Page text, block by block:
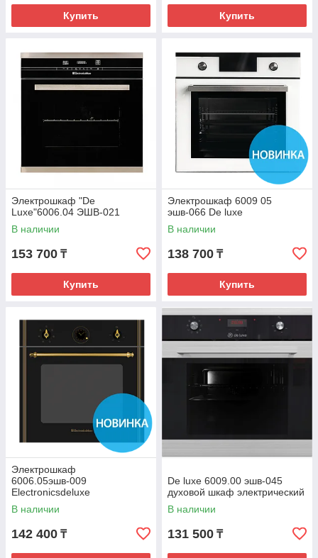
Купить Купить
Электрошкаф "De
Luxe"6006.04 ЭШВ-021
В наличии
153 700 ₸
Купить
Электрошкаф 6009 05
эшв-066 De luxe
В наличии
138 700 ₸
Купить
Электрошкаф
6006.05эшв-009
Electronicsdeluxe
В наличии
142 400 ₸
De luxe 6009.00 эшв-045
духовой шкаф электрический
В наличии
131 500 ₸